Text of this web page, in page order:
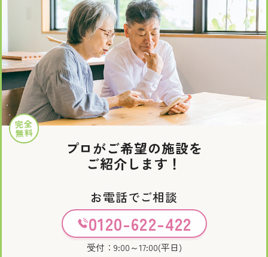
完全
無料
プロがご希望の施設を
ご紹介します！
お電話でご相談
0120-622-422
受付：9:00～17:00(平日)